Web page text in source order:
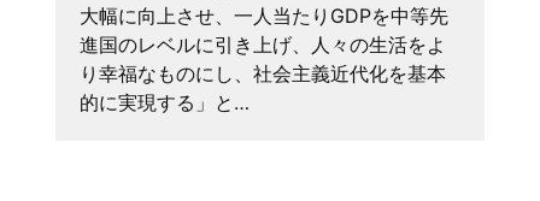
大幅に向上させ、一人当たりGDPを中等先
進国のレベルに引き上げ、人々の生活をよ
り幸福なものにし、社会主義近代化を基本
的に実現する」と…